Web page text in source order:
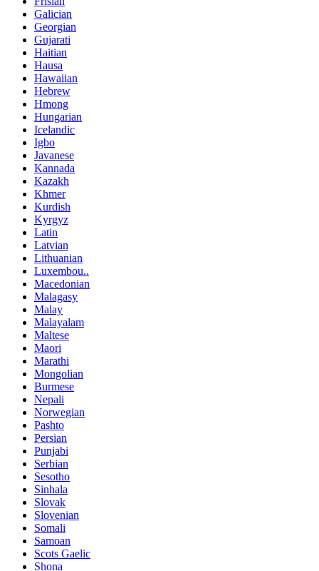
Galician
Georgian
Gujarati
Haitian
Hausa
Hawaiian
Hebrew
Hmong
Hungarian
Icelandic
Igbo
Javanese
Kannada
Kazakh
Khmer
Kurdish
Kyrgyz
Latin
Latvian
Lithuanian
Luxembou..
Macedonian
Malagasy
Malay
Malayalam
Maltese
Maori
Marathi
Mongolian
Burmese
Nepali
Norwegian
Pashto
Persian
Punjabi
Serbian
Sesotho
Sinhala
Slovak
Slovenian
Somali
Samoan
Scots Gaelic
Shona